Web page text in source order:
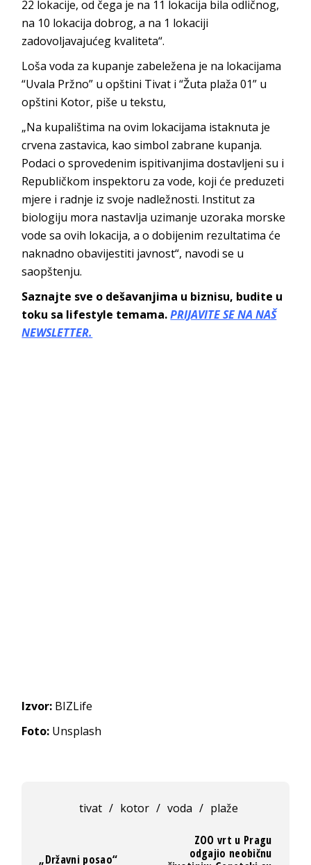
22 lokacije, od čega je na 11 lokacija bila odličnog,
na 10 lokacija dobrog, a na 1 lokaciji
zadovoljavajućeg kvaliteta“.
Loša voda za kupanje zabeležena je na lokacijama
“Uvala Pržno” u opštini Tivat i “Žuta plaža 01” u
opštini Kotor, piše u tekstu,
„Na kupalištima na ovim lokacijama istaknuta je
crvena zastavica, kao simbol zabrane kupanja.
Podaci o sprovedenim ispitivanjima dostavljeni su i
Republičkom inspektoru za vode, koji će preduzeti
mjere i radnje iz svoje nadležnosti. Institut za
biologiju mora nastavlja uzimanje uzoraka morske
vode sa ovih lokacija, a o dobijenim rezultatima će
naknadno obavijestiti javnost“, navodi se u
saopštenju.
Saznajte sve o dešavanjima u biznisu, budite u
toku sa lifestyle temama.PRIJAVITE SE NA NAŠ
NEWSLETTER.
Izvor: BIZLife
Foto: Unsplash
tivat / kotor / voda / plaže
„Državni posao“
ZOO vrt u Pragu
odgajio neobičnu